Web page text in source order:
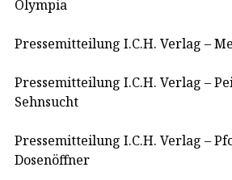
Olympia
Pressemitteilung I.C.H. Verlag –
Pressemitteilung I.C.H. Verlag –
Sehnsucht
Pressemitteilung I.C.H. Verlag –
Dosenöffner